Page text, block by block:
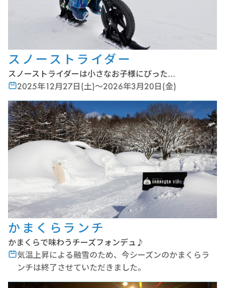
スノーストライダー
スノーストライダーは小さなお子様にぴった…
2025年12月27日(土)～2026年3月20日(金)
かまくらランチ
かまくらで味わうチーズフォンデュ♪
気温上昇による融雪のため、今シーズンのかまくらラ
ンチは終了させていただきました。